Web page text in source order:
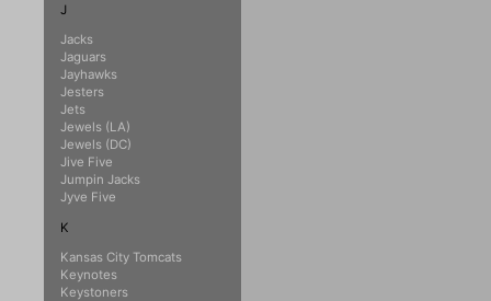
J
Jacks
Jaguars
Jayhawks
Jesters
Jets
Jewels (LA)
Jewels (DC)
Jive Five
Jumpin Jacks
Jyve Five
K
Kansas City Tomcats
Keynotes
Keystoners